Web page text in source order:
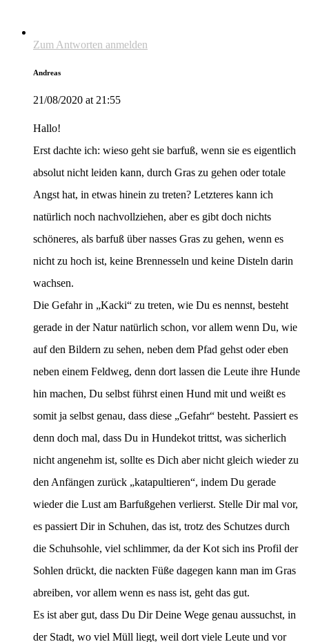
Zum Antworten anmelden
Andreas
21/08/2020 at 21:55
Hallo!
Erst dachte ich: wieso geht sie barfuß, wenn sie es eigentlich
absolut nicht leiden kann, durch Gras zu gehen oder totale
Angst hat, in etwas hinein zu treten? Letzteres kann ich
natürlich noch nachvollziehen, aber es gibt doch nichts
schöneres, als barfuß über nasses Gras zu gehen, wenn es
nicht zu hoch ist, keine Brennesseln und keine Disteln darin
wachsen.
Die Gefahr in „Kacki“ zu treten, wie Du es nennst, besteht
gerade in der Natur natürlich schon, vor allem wenn Du, wie
auf den Bildern zu sehen, neben dem Pfad gehst oder eben
neben einem Feldweg, denn dort lassen die Leute ihre Hunde
hin machen, Du selbst führst einen Hund mit und weißt es
somit ja selbst genau, dass diese „Gefahr“ besteht. Passiert es
denn doch mal, dass Du in Hundekot trittst, was sicherlich
nicht angenehm ist, sollte es Dich aber nicht gleich wieder zu
den Anfängen zurück „katapultieren“, indem Du gerade
wieder die Lust am Barfußgehen verlierst. Stelle Dir mal vor,
es passiert Dir in Schuhen, das ist, trotz des Schutzes durch
die Schuhsohle, viel schlimmer, da der Kot sich ins Profil der
Sohlen drückt, die nackten Füße dagegen kann man im Gras
abreiben, vor allem wenn es nass ist, geht das gut.
Es ist aber gut, dass Du Dir Deine Wege genau aussuchst, in
der Stadt, wo viel Müll liegt, weil dort viele Leute und vor